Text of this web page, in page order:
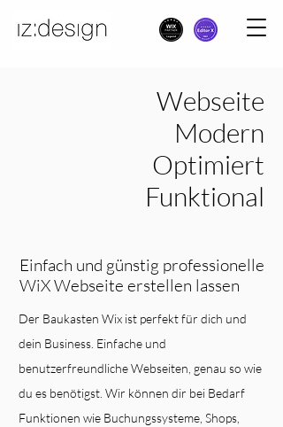
Webseite
Modern
Optimiert
Funktional
Einfach und günstig professionelle
WiX Webseite erstellen lassen
Der Baukasten Wix ist perfekt für dich und
dein Business. Einfache und
benutzerfreundliche Webseiten, genau so wie
du es benötigst. Wir können dir bei Bedarf
Funktionen wie Buchungssysteme, Shops,